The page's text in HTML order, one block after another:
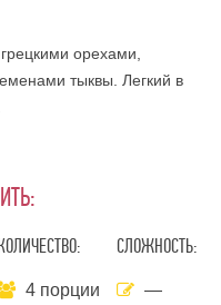
орехами,
тыквы. Легкий в
4 порции
СЛОЖНОСТЬ:
—